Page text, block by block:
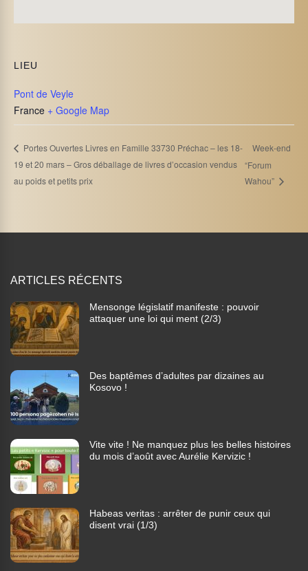
LIEU
Pont de Veyle
France + Google Map
Portes Ouvertes Livres en Famille 33730 Préchac – les 18-
19 et 20 mars – Gros déballage de livres d’occasion vendus
au poids et petits prix
Week-end
“Forum
Wahou”
ARTICLES RÉCENTS
Mensonge législatif manifeste : pouvoir
attaquer une loi qui ment (2/3)
Des baptêmes d’adultes par dizaines au
Kosovo !
Vite vite ! Ne manquez plus les belles histoires
du mois d’août avec Aurélie Kervizic !
Habeas veritas : arrêter de punir ceux qui
disent vrai (1/3)